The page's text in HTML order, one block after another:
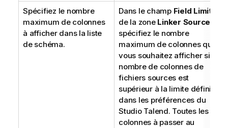
Spécifiez le nombre
maximum de colonnes
à afficher dans la liste
de schéma.
Dans le champ Field Limit
de la zone Linker Source
spécifiez le nombre
maximum de colonnes que
vous souhaitez afficher si le
nombre de colonnes de
fichiers sources est
supérieur à la limite définie
dans les préférences du
Studio Talend. Toutes les
colonnes à passer au